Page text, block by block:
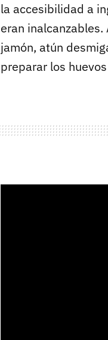
la accesibilidad a
eran
jamón, atún
preparar los